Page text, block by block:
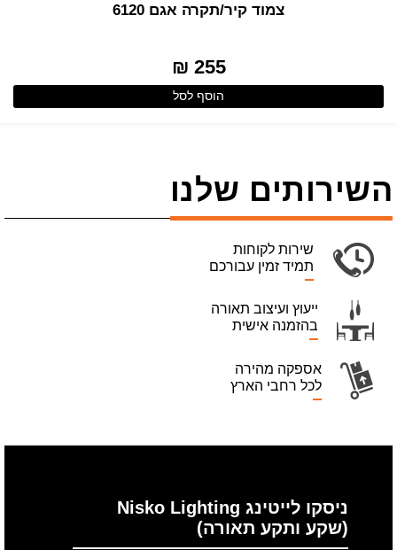
צמוד קיר/תקרה אגם 6120
255 ₪
הוסף לסל
השירותים שלנו
שירות לקוחות
תמיד זמין עבורכם
ייעוץ ועיצוב תאורה
בהזמנה אישית
אספקה מהירה
לכל רחבי הארץ
ניסקו לייטינג Nisko Lighting
(שקע ותקע תאורה)